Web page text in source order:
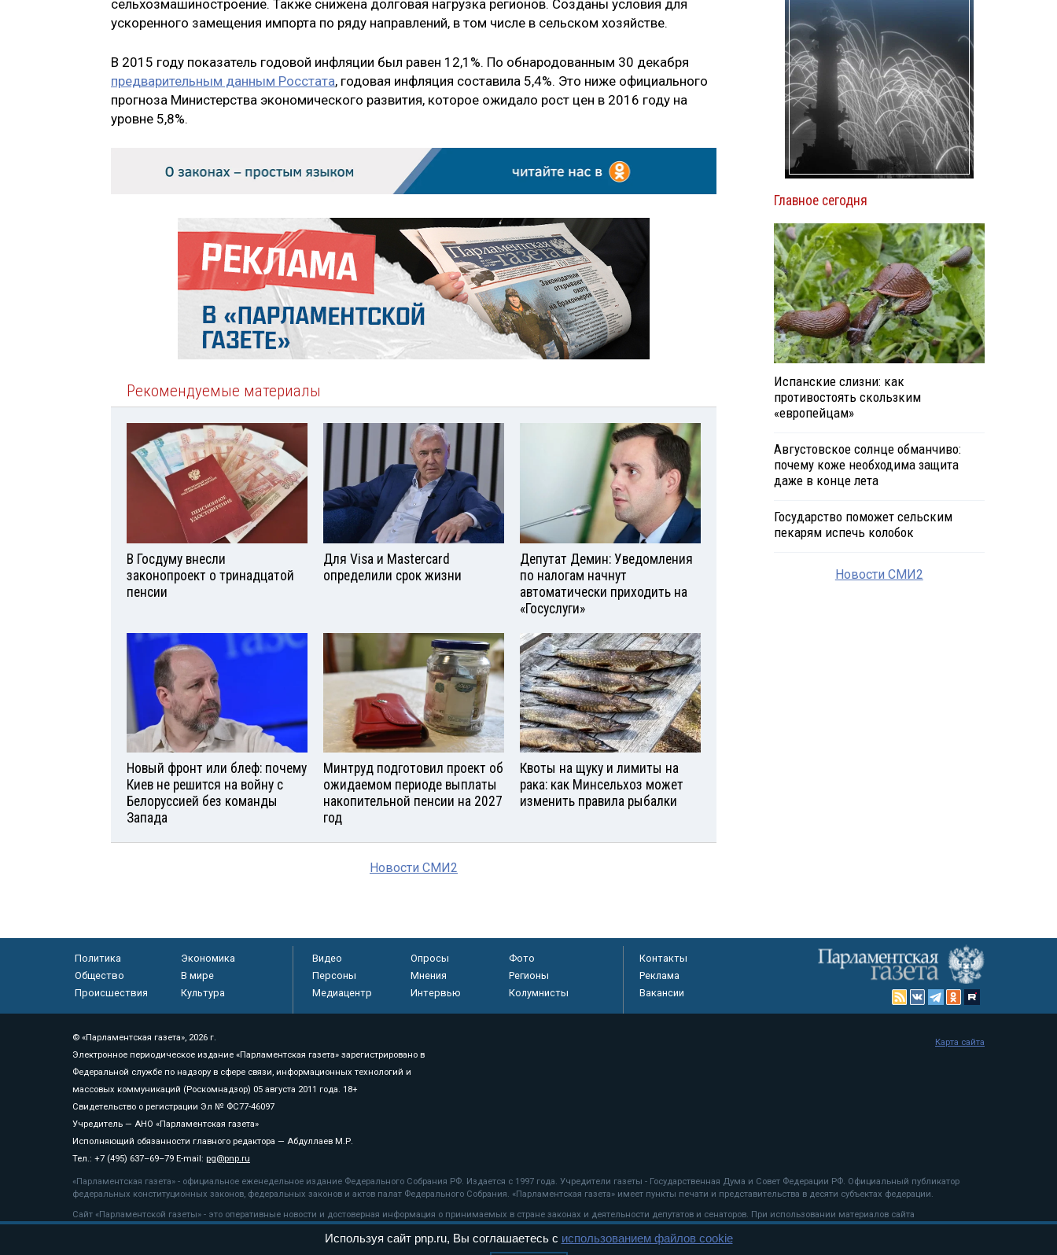
сельхозмашиностроение. Также снижена долговая нагрузка регионов. Созданы условия для
ускоренного замещения импорта по ряду направлений, в том числе в сельском хозяйстве.
В 2015 году показатель годовой инфляции был равен 12,1%. По обнародованным 30 декабря
предварительным данным Росстата, годовая инфляция составила 5,4%. Это ниже официального
прогноза Министерства экономического развития, которое ожидало рост цен в 2016 году на
уровне 5,8%.
Рекомендуемые материалы
В Госдуму внесли
законопроект о тринадцатой
пенсии
Для Visа и Mastercard
определили срок жизни
Депутат Демин: Уведомления
по налогам начнут
автоматически приходить на
«Госуслуги»
Новый фронт или блеф: почему
Киев не решится на войну с
Белоруссией без команды
Запада
Минтруд подготовил проект об
ожидаемом периоде выплаты
накопительной пенсии на 2027
год
Квоты на щуку и лимиты на
рака: как Минсельхоз может
изменить правила рыбалки
Новости СМИ2
Главное сегодня
Испанские слизни: как
противостоять скользким
«европейцам»
Августовское солнце обманчиво:
почему коже необходима защита
даже в конце лета
Государство поможет сельским
пекарям испечь колобок
Новости СМИ2
Политика
Экономика
Общество
В мире
Происшествия
Культура
Видео Опросы
Фото
Персоны
Мнения
Регионы
Медиацентр
Интервью Колумнисты
Контакты
Реклама
Вакансии
© «Парламентская газета», 2026 г.
Электронное периодическое издание «Парламентская газета» зарегистрировано в
Федеральной службе по надзору в сфере связи, информационных технологий и
массовых коммуникаций (Роскомнадзор) 05 августа 2011 года. 18+
Свидетельство о регистрации Эл № ФС77-46097
Учредитель — АНО «Парламентская газета»
Исполняющий обязанности главного редактора — Абдуллаев М.Р.
Тел.: +7 (495) 637–69–79 E-mail: pg@pnp.ru
«Парламентская газета» - официальное еженедельное издание Федерального Собрания РФ. Издается с 1997 года. Учредители газеты - Государственная Дума и Совет Федерации РФ. Официальный публикатор
федеральных конституционных законов, федеральных законов и актов палат Федерального Собрания. «Парламентская газета» имеет пункты печати и представительства в десяти субъектах федерации.
Сайт «Парламентской газеты» - это оперативные новости и достоверная информация о принимаемых в стране законах и деятельности депутатов и сенаторов. При использовании материалов сайта
«Парламентской газеты» активная ссылка на pnp.ru обязательна.
рекомендательные технологии
Карта сайта
Используя сайт pnp.ru, Вы соглашаетесь с использованием файлов cookie